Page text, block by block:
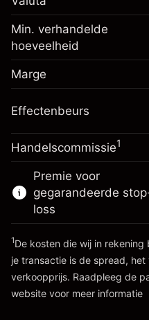
Kosten voor de
waarde van de positie
Positiegrootte met
Bedrag van hefboom
Ga naar het
Marge. Uw
het nachtelijk
waarde van de positie
Positiegrootte met
Bedrag van hefboom
Ga naar het
Min. verhandelde
hoeveelheid
Marge
Effectenbeurs
Handelscommissie1
Premie voor
gegarandeerde
loss
1De kosten die wij in
je transactie is de spread,
verkoopprijs. Raadpleeg de
website voor meer informatie